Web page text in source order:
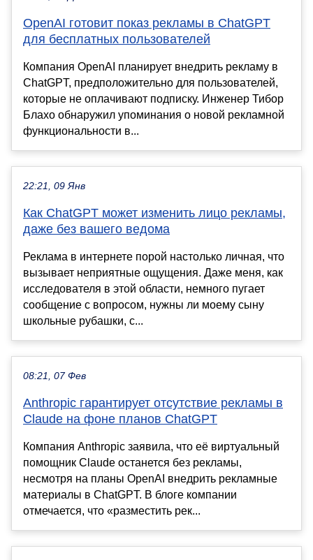
OpenAI готовит показ рекламы в ChatGPT
для бесплатных пользователей
Компания OpenAI планирует внедрить рекламу в
ChatGPT, предположительно для пользователей,
которые не оплачивают подписку. Инженер Тибор
Блахо обнаружил упоминания о новой рекламной
функциональности в...
22:21, 09 Янв
Как ChatGPT может изменить лицо рекламы,
даже без вашего ведома
Реклама в интернете порой настолько личная, что
вызывает неприятные ощущения. Даже меня, как
исследователя в этой области, немного пугает
сообщение с вопросом, нужны ли моему сыну
школьные рубашки, с...
08:21, 07 Фев
Anthropic гарантирует отсутствие рекламы в
Claude на фоне планов ChatGPT
Компания Anthropic заявила, что её виртуальный
помощник Claude останется без рекламы,
несмотря на планы OpenAI внедрить рекламные
материалы в ChatGPT. В блоге компании
отмечается, что «разместить рек...